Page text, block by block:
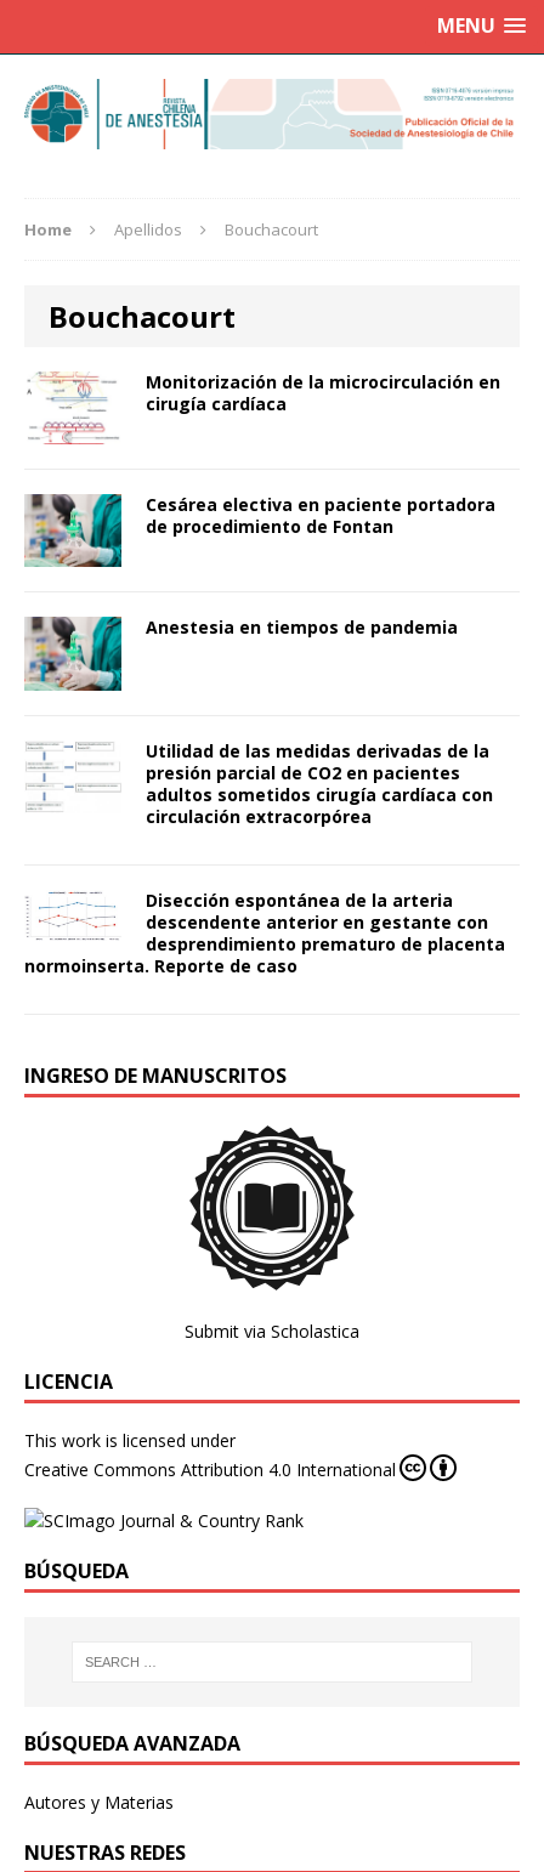
MENU
Home Apellidos Bouchacourt
Bouchacourt
Monitorización de la microcirculación en
cirugía cardíaca
Cesárea electiva en paciente portadora
de procedimiento de Fontan
Anestesia en tiempos de pandemia
Utilidad de las medidas derivadas de la
presión parcial de CO2 en pacientes
adultos sometidos cirugía cardíaca con
circulación extracorpórea
Disección espontánea de la arteria
descendente anterior en gestante con
desprendimiento prematuro de placenta
normoinserta. Reporte de caso
INGRESO DE MANUSCRITOS
Submit via Scholastica
LICENCIA
This work is licensed under
Creative Commons Attribution 4.0 International
BÚSQUEDA
BÚSQUEDA AVANZADA
Autores y Materias
NUESTRAS REDES